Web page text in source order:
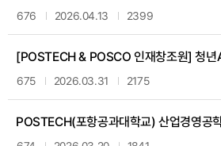
676 2026.04.13 2399
675 2026.03.31 2175